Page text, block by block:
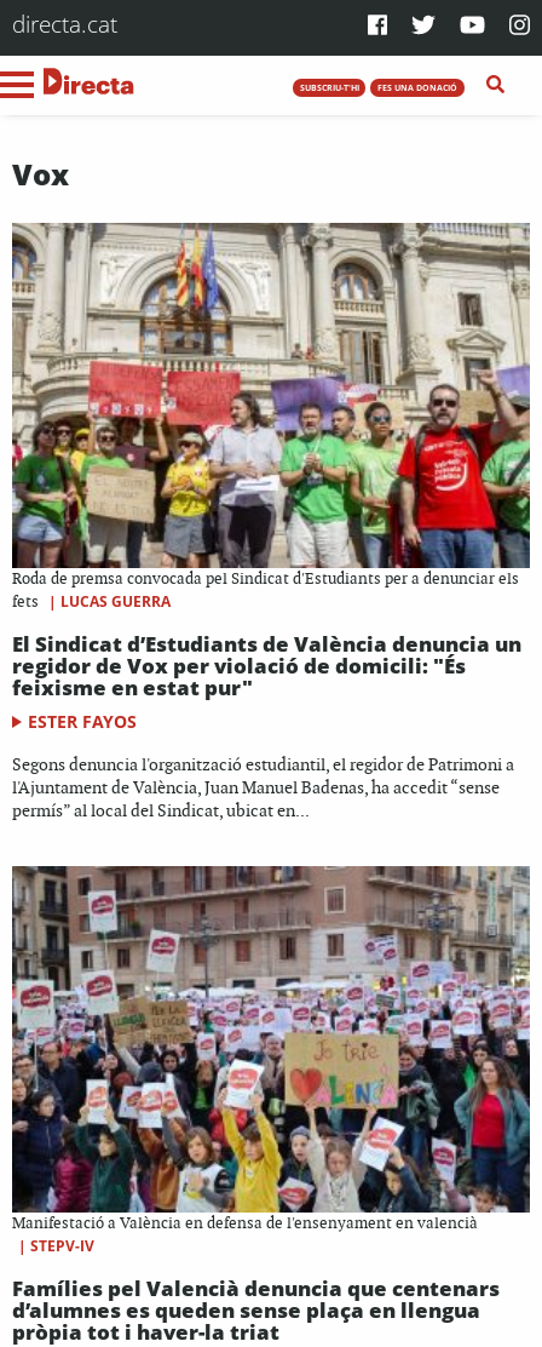
directa.cat
SUBSCRIU-T'HI FES UNA DONACIÓ
Vox
Roda de premsa convocada pel Sindicat d'Estudiants per a denunciar els
fets
| LUCAS GUERRA
El Sindicat d’Estudiants de València denuncia un
regidor de Vox per violació de domicili: "És
feixisme en estat pur"
ESTER FAYOS
Segons denuncia l'organització estudiantil, el regidor de Patrimoni a
l'Ajuntament de València, Juan Manuel Badenas, ha accedit “sense
permís” al local del Sindicat, ubicat en...
Manifestació a València en defensa de l'ensenyament en valencià
| STEPV-IV
Famílies pel Valencià denuncia que centenars
d’alumnes es queden sense plaça en llengua
pròpia tot i haver-la triat